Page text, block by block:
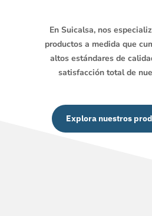
En Suicalsa, nos
productos a medida que
altos estándares de
satisfacción total de
Explora nuestros